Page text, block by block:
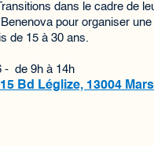
dans le cadre de
pour organiser
de 15 à 30 ans.
- de 9h à 14h
15 Bd Léglize, 13004